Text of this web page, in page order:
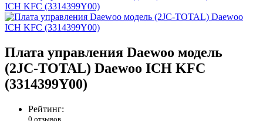
Плата управления Daewoo модель
(2JC-TOTAL) Daewoo ICH KFC
(3314399Y00)
Рейтинг:
0 отзывов